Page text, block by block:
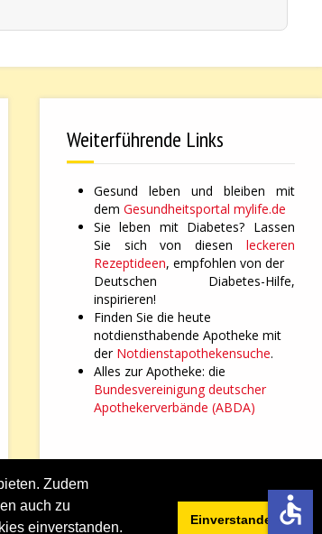
Zudem
auch zu
einverstanden.
Einverstanden!
Weiterführende Links
Gesund leben und bleiben mit
dem Gesundheitsportal mylife.de
Sie leben mit Diabetes? Lassen
Sie sich von diesen leckeren
Rezeptideen, empfohlen von der
Deutschen Diabetes-Hilfe,
inspirieren!
Finden Sie die heute
notdiensthabende Apotheke mit
der Notdienstapothekensuche.
Alles zur Apotheke: die
Bundesvereinigung deutscher
Apothekerverbände (ABDA)
Sitemap
accessible